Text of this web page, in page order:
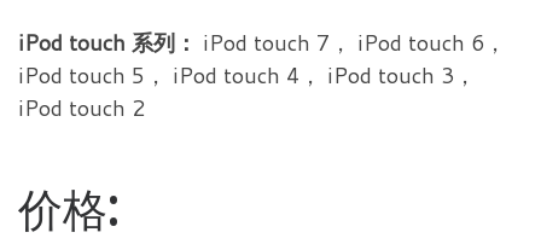
iPod touch 系列： iPod touch 7， iPod touch 6，
iPod touch 5， iPod touch 4， iPod touch 3，
iPod touch 2
价格: